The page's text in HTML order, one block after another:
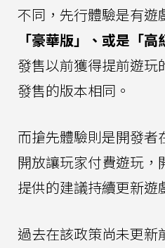
不同，先行體驗是有遊
「豪華版」、或是「高
發售以前獲得提前遊玩
發售的版本相同。
而搶先體驗則是開發者
開放讓玩家付費遊玩，
提供的建議持續更新遊
過去在該政策尚未更新